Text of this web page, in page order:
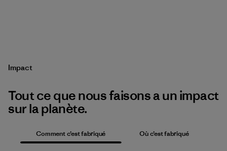
Impact
Tout ce que nous faisons a un impact
sur la planète.
Comment c’est fabriqué Où c’est fabriqué